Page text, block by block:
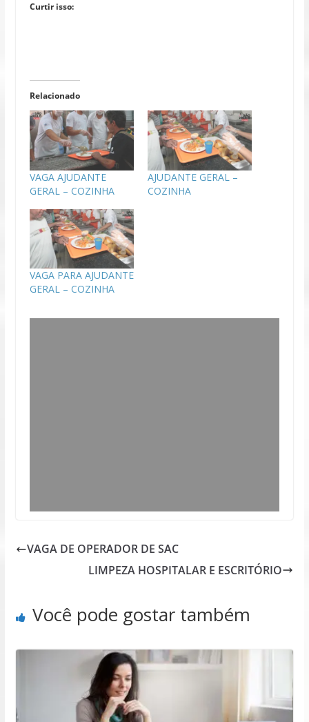
Curtir isso:
Relacionado
VAGA AJUDANTE
GERAL – COZINHA
AJUDANTE GERAL –
COZINHA
VAGA PARA AJUDANTE
GERAL – COZINHA
VAGA DE OPERADOR DE SAC
LIMPEZA HOSPITALAR E ESCRITÓRIO
Você pode gostar também